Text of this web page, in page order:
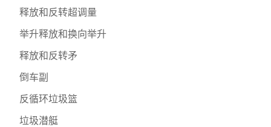
释放和反转超调量
举升释放和换向举升
释放和反转矛
倒车副
反循环垃圾篮
垃圾潜艇